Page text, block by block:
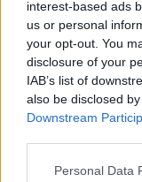
interest-based ads
us or personal
your opt-out. You
disclosure of your
IAB’s list of
also be disclosed
Downstream
Personal Data
su mokslu.
Tokijo
pardavinėti
pasirodymą